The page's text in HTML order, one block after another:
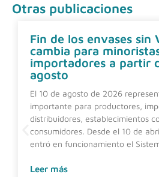
Otras publicaciones
Fin de los envases sin
cambia para
importadores a partir
agosto
El 10 de agosto de 2026
importante para productores,
distribuidores, establecimientos
consumidores. Desde el 10 de
entró en funcionamiento el
Leer más